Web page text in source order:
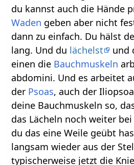
du kannst auch die Hände
Waden geben aber nicht
dann zu einfach. Du hälst
lang. Und du lächelst
und
einen die Bauchmuskeln
abdomini. Und es arbeitet
der Psoas, auch der
deine Bauchmuskeln so,
das Lächeln noch weiter
du das eine Weile geübt
langsam wieder aus der
typischerweise jetzt die